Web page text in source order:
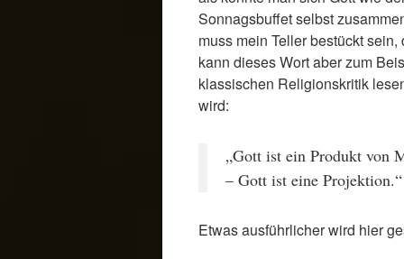
Sonnagsbuffet selbst
muss mein Teller bestückt
kann dieses Wort aber zum
klassischen Religionskritik
wird:
„Gott ist ein Produkt von
– Gott ist eine Projektion.“
Etwas ausführlicher wird hier